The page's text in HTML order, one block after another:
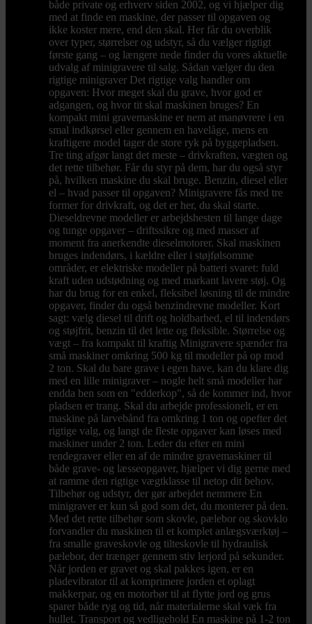
både private og erhverv siden 2002, og vi hjælper dig
med at finde en maskine, der passer til opgaven og
ikke koster mere, end den skal. Her får du overblik
over typer, størrelser og udstyr, så du vælger rigtigt
første gang – og længere nede finder du vores aktuelle
udvalg af minigravere til salg. Sådan vælger du den
rigtige minigraver Det rigtige valg handler om
opgaven: Hvor meget skal du grave, hvor god er
adgangen, og hvor tit skal maskinen bruges? En
kompakt mini gravemaskine er nem at manøvrere i en
smal indkørsel eller gennem en havelåge, mens en
kraftigere model tager de store ryk på byggepladsen.
Tre ting afgør langt det meste – drivkraften, vægten og
det rette tilbehør. Får du styr på dem, har du også styr
på, hvilken maskine du skal bruge. Benzin, diesel eller
el – hvad passer til opgaven? Minigravere fås med tre
former for drivkraft, og det er her, du skal starte.
Dieseldrevne modeller er arbejdshesten til lange dage
og tunge opgaver – driftssikre og med masser af
moment fra anerkendte dieselmotorer. Skal maskinen
bruges indendørs, i kældre eller i støjfølsomme
områder, er elektriske modeller på batteri svaret: fuld
kraft uden udstødning og med markant lavere støj. Og
har du brug for en enkel, fleksibel løsning til de mindre
opgaver, finder du også benzindrevne modeller. Kort
sagt: vælg diesel til drift og holdbarhed, el til indendørs
og støjfrit, benzin til det lette og fleksible. Størrelse og
vægt – fra kompakt til kraftig Minigravere spænder fra
små maskiner omkring 500 kg til modeller på op mod
2 ton. Skal du bare grave i egen have, kan du klare dig
med en lille minigraver – nogle helt små modeller har
endda ben som en "edderkop", så de kommer ind, hvor
pladsen er trang. Skal du arbejde professionelt, er en
maskine på larvebånd fra omkring 1 ton og opefter det
rigtige valg, og langt de fleste opgaver kan løses med
maskiner under 2 ton. Leder du efter en mini
rendegraver eller en af de mindre gravemaskiner til
både grave- og læsseopgaver, hjælper vi dig gerne med
at ramme den rigtige vægtklasse til netop dit behov.
Tilbehør og udstyr, der gør arbejdet nemmere En
minigraver er kun så god som det, du monterer på den.
Med det rette tilbehør som skovle, pælebor og skovklo
forvandler du maskinen til et komplet anlægsværktøj –
fra smalle graveskovle og tilteskovle til hydraulisk
pælebor, der trænger gennem stiv lerjord på sekunder.
Når jorden er gravet og skal pakkes igen, er en
pladevibrator til at komprimere jorden et oplagt
makkerpar, og en motorbør til at flytte jord og grus
sparer både ryg og tid, når materialerne skal væk fra
hullet. Transport og vedligehold En maskine på 1-2 ton